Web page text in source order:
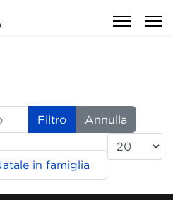
Filtro
Annulla
Visualizza
in famiglia